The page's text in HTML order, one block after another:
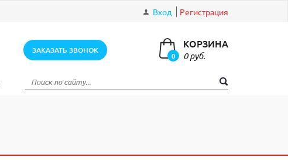
Вход Регистрация
ЗАКАЗАТЬ ЗВОНОК
0
КОРЗИНА
0 руб.